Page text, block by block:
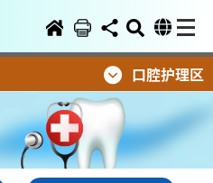
口腔护理区